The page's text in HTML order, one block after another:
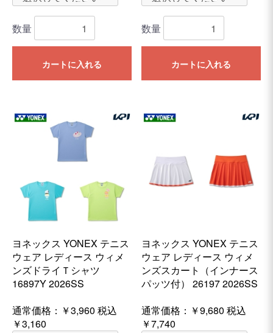
数量
カートに入れる
数量
カートに入れる
ヨネックス YONEX テニス
ウェア レディース ウィメ
ンズドライＴシャツ
16897Y 2026SS
通常価格： ￥3,960 税込
￥3,160
ヨネックス YONEX テニス
ウェア レディース ウィメ
ンズスカート（インナース
パッツ付） 26197 2026SS
通常価格： ￥9,680 税込
￥7,740